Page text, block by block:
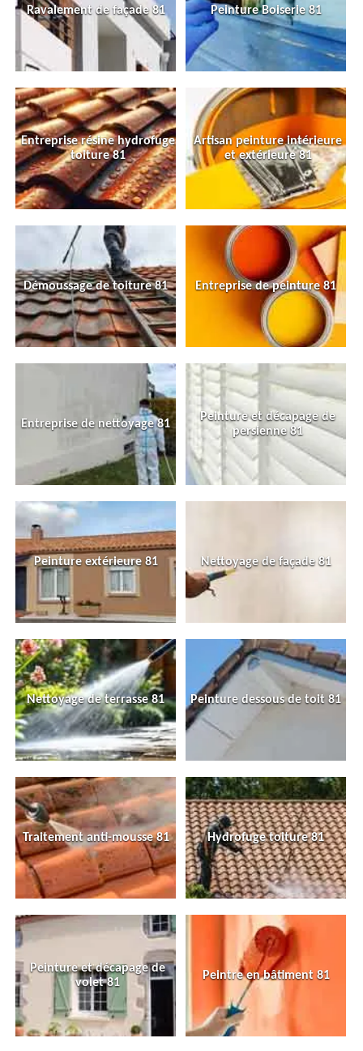
Ravalement de façade 81 Peinture Boiserie 81
Entreprise résine hydrofuge
toiture 81
Artisan peinture intérieure
et extérieure 81
Démoussage de toiture 81 Entreprise de peinture 81
Entreprise de nettoyage 81
Peinture et décapage de
persienne 81
Peinture extérieure 81 Nettoyage de façade 81
Nettoyage de terrasse 81 Peinture dessous de toit 81
Traitement anti-mousse 81 Hydrofuge toiture 81
Peinture et décapage de
volet 81
Peintre en bâtiment 81